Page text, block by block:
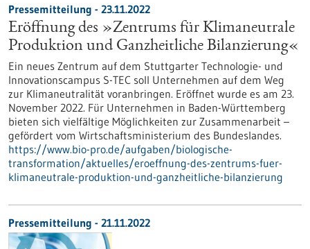
Pressemitteilung - 23.11.2022
Eröffnung des »Zentrums für Klimaneutrale
Produktion und Ganzheitliche Bilanzierung«
Ein neues Zentrum auf dem Stuttgarter Technologie- und
Innovationscampus S-TEC soll Unternehmen auf dem Weg
zur Klimaneutralität voranbringen. Eröffnet wurde es am 23.
November 2022. Für Unternehmen in Baden-Württemberg
bieten sich vielfältige Möglichkeiten zur Zusammenarbeit –
gefördert vom Wirtschaftsministerium des Bundeslandes.
https://www.bio-pro.de/aufgaben/biologische-
transformation/aktuelles/eroeffnung-des-zentrums-fuer-
klimaneutrale-produktion-und-ganzheitliche-bilanzierung
Pressemitteilung - 21.11.2022